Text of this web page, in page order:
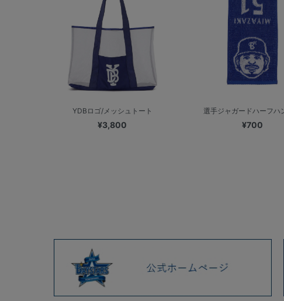
YDBロゴ/メッシュトート
¥3,800
選手ジャガードハーフハ
¥700